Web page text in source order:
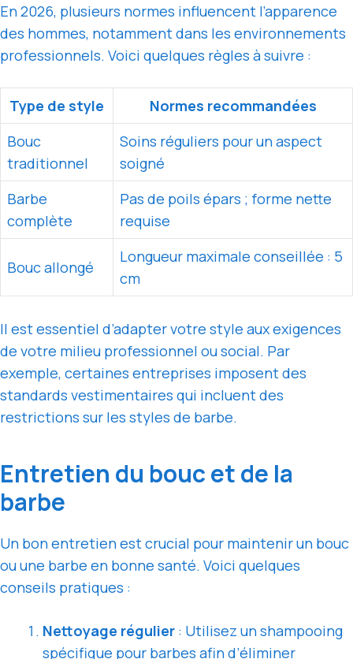
En 2026, plusieurs normes influencent l’apparence
des hommes, notamment dans les environnements
professionnels. Voici quelques règles à suivre :
Type de style
Normes recommandées
Bouc
traditionnel
Soins réguliers pour un aspect
soigné
Barbe
complète
Pas de poils épars ; forme nette
requise
Bouc allongé
Longueur maximale conseillée : 5
cm
Il est essentiel d’adapter votre style aux exigences
de votre milieu professionnel ou social. Par
exemple, certaines entreprises imposent des
standards vestimentaires qui incluent des
restrictions sur les styles de barbe.
Entretien du bouc et de la
barbe
Un bon entretien est crucial pour maintenir un bouc
ou une barbe en bonne santé. Voici quelques
conseils pratiques :
Nettoyage régulier : Utilisez un shampooing
spécifique pour barbes afin d’éliminer